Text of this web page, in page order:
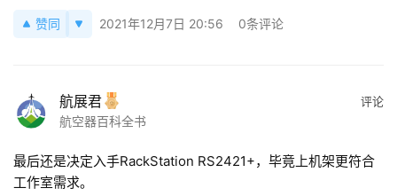
栏
目
赞同 2021年12月7日 20:56 0条评论
航展君
航空器百科全书
评论
最后还是决定入手RackStation RS2421+，毕竟上机架更符合
工作室需求。